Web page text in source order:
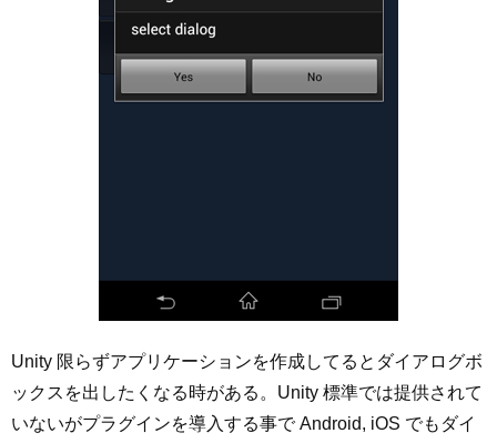
Unity 限らずアプリケーションを作成してるとダイアログボ
ックスを出したくなる時がある。Unity 標準では提供されて
いないがプラグインを導入する事で Android, iOS でもダイ